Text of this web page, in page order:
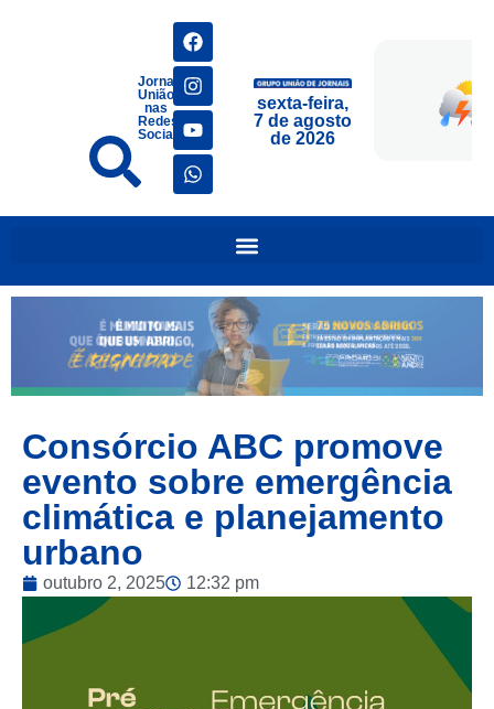
Jornais
União
nas
Redes
Sociais
sexta-feira,
7 de agosto
de 2026
Consórcio ABC promove
evento sobre emergência
climática e planejamento
urbano
outubro 2, 2025 12:32 pm